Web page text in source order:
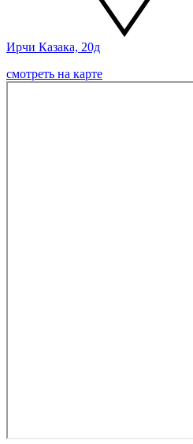
Ирчи Казака, 20д
смотреть на карте